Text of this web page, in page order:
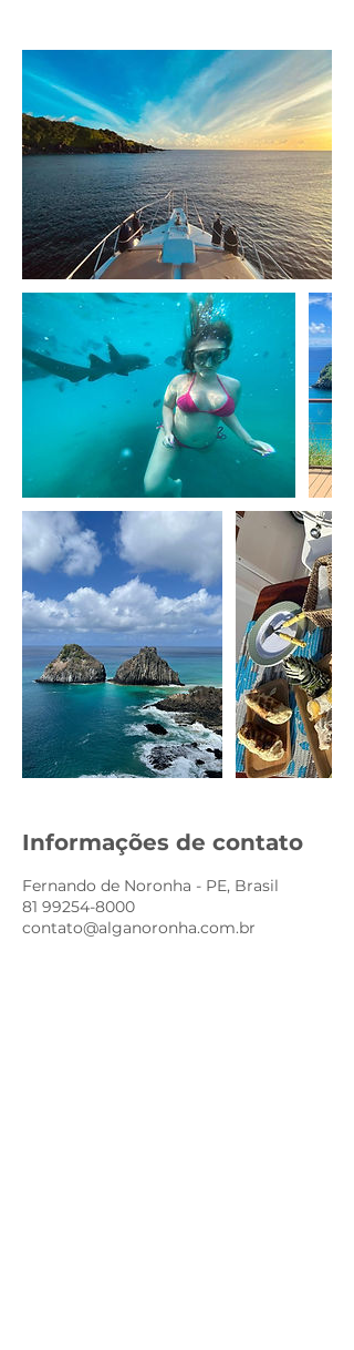
Informações de contato
Fernando de Noronha - PE, Brasil
81 99254-8000
contato@alganoronha.com.br